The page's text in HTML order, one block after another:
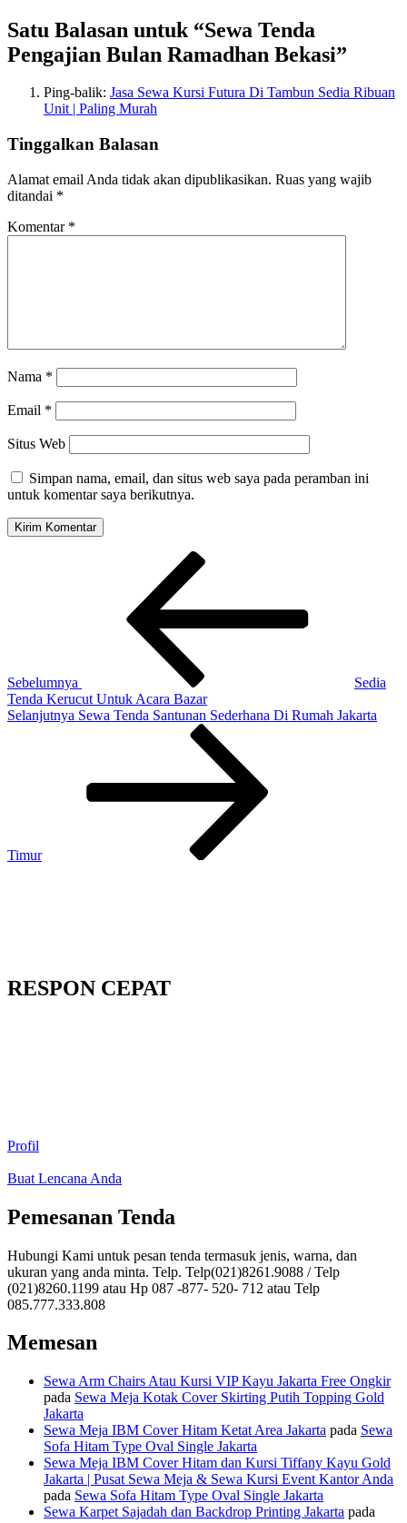
Satu Balasan untuk “Sewa Tenda
Pengajian Bulan Ramadhan Bekasi”
Ping-balik: Jasa Sewa Kursi Futura Di Tambun Sedia Ribuan
Unit | Paling Murah
Tinggalkan Balasan
Alamat email Anda tidak akan dipublikasikan. Ruas yang wajib
ditandai *
Komentar *
Nama *
Email *
Situs Web
Simpan nama, email, dan situs web saya pada peramban ini
untuk komentar saya berikutnya.
Sebelumnya
Sedia
Tenda Kerucut Untuk Acara Bazar
Pos
Selanjutnya Sewa Tenda Santunan Sederhana Di Rumah Jakarta
Timur
RESPON CEPAT
Profil
Buat Lencana Anda
Pemesanan Tenda
Hubungi Kami untuk pesan tenda termasuk jenis, warna, dan
ukuran yang anda minta. Telp. Telp(021)8261.9088 / Telp
(021)8260.1199 atau Hp 087 -877- 520- 712 atau Telp
085.777.333.808
Memesan
Sewa Arm Chairs Atau Kursi VIP Kayu Jakarta Free Ongkir
pada Sewa Meja Kotak Cover Skirting Putih Topping Gold
Jakarta
Sewa Meja IBM Cover Hitam Ketat Area Jakarta pada Sewa
Sofa Hitam Type Oval Single Jakarta
Sewa Meja IBM Cover Hitam dan Kursi Tiffany Kayu Gold
Jakarta | Pusat Sewa Meja & Sewa Kursi Event Kantor Anda
pada Sewa Sofa Hitam Type Oval Single Jakarta
Sewa Karpet Sajadah dan Backdrop Printing Jakarta pada